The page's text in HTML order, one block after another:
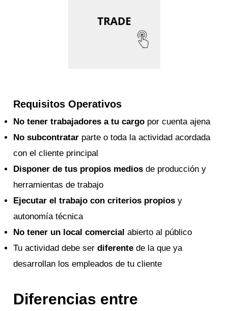
Requisitos Operativos
No tener trabajadores a tu cargo por cuenta ajena
No subcontratar parte o toda la actividad acordada
con el cliente principal
Disponer de tus propios medios de producción y
herramientas de trabajo
Ejecutar el trabajo con criterios propios y
autonomía técnica
No tener un local comercial abierto al público
Tu actividad debe serdiferente de la que ya
desarrollan los empleados de tu cliente
Diferencias entre